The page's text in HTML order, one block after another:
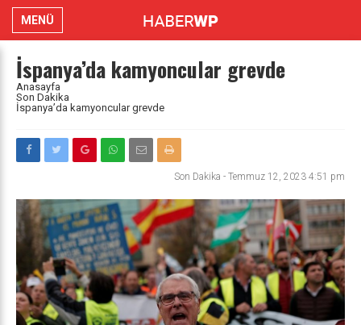
MENÜ
İspanya’da kamyoncular grevde
Anasayfa
Son Dakika
İspanya’da kamyoncular grevde
Son Dakika - Temmuz 12, 2023 4:51 pm